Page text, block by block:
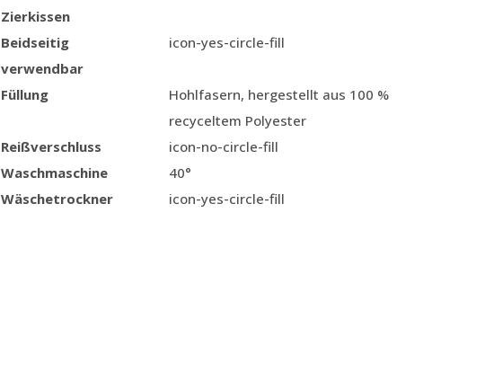
Zierkissen
Beidseitig
verwendbar
icon-yes-circle-fill
Füllung
Hohlfasern, hergestellt aus 100 %
recyceltem Polyester
Reißverschluss
icon-no-circle-fill
Waschmaschine
40°
Wäschetrockner
icon-yes-circle-fill